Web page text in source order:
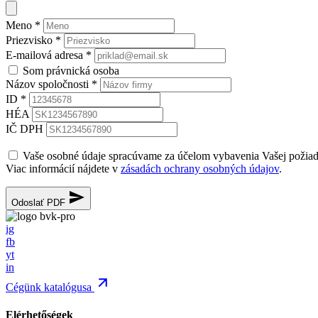
Meno *
Priezvisko *
E-mailová adresa *
Som právnická osoba
Názov spoločnosti *
ID *
HÉA
IČ DPH
Vaše osobné údaje spracúvame za účelom vybavenia Vašej
Viac informácií nájdete v zásadách ochrany osobných údajov.
Odoslať PDF
ig
fb
yt
in
Cégünk katalógusa
Elérhetőségek